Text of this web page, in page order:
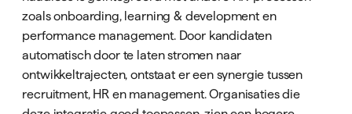
zoals onboarding, learning & development en
performance management. Door kandidaten
automatisch door te laten stromen naar
ontwikkeltrajecten, ontstaat er een synergie tussen
recruitment, HR en management. Organisaties die